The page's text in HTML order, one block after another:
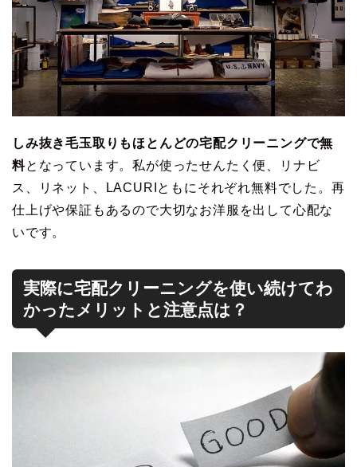
しみ抜き毛玉取りもほとんどの宅配クリーニングで無
料となっています。私が使ったせんたく便、リナビ
ス、リネット、LACURIともにそれぞれ無料でした。再
仕上げや保証もあるので大切なお洋服を出して心配な
いです。
実際に宅配クリーニングを使い続けてわ
かったメリットと注意点は？